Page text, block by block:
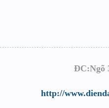
ĐC:Ngõ
http://